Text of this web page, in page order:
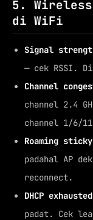
5.
di WiFi
Signal
— cek RSSI.
Channel
channel 2.4
channel 1/6/
Roaming
padahal AP
reconnect.
DHCP
padat. Cek